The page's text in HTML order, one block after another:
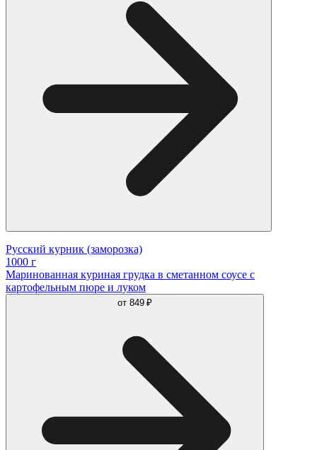
Русский курник (заморозка)
1000 г
Маринованная куриная грудка в сметанном соусе с
картофельным пюре и луком
от 849 ₽